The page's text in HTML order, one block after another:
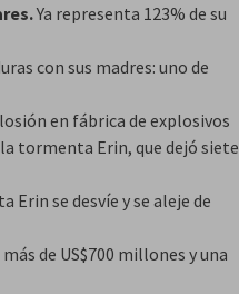
Ya representa 123% de su
con sus madres: uno de
en fábrica de explosivos
tormenta Erin, que dejó siete
Erin se desvíe y se aleje de
de US$700 millones y una